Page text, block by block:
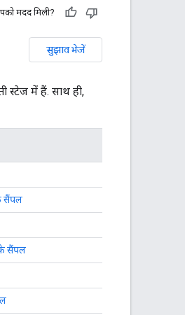
मदद मिली?
सुझाव भेजें
स्टेज में हैं. साथ ही,
सैंपल
सैंपल